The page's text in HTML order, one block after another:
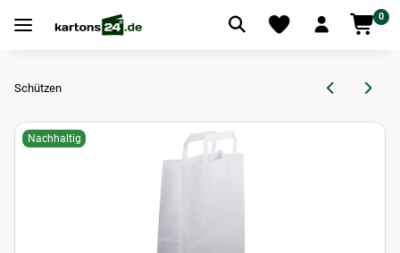
0
Schützen
Nachhaltig